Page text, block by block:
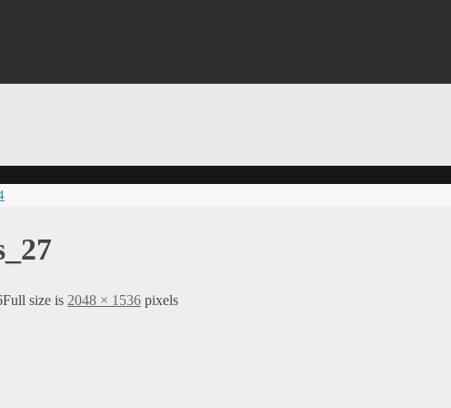
Full size is 2048 × 1536 pixels